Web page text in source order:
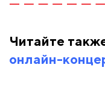
Читайте
онлайн-